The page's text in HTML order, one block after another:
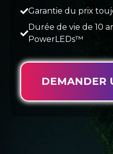
Garantie du prix
Durée de vie de 10
PowerLEDs™
DEMANDER